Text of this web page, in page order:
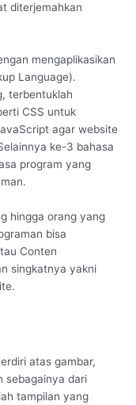
diterjemahkan
mengaplikasikan
Language).
terbentuklah
CSS untuk
agar website
ke-3 bahasa
program yang
hingga orang yang
bisa
Conten
singkatnya yakni
atas gambar,
sebagainya dari
tampilan yang